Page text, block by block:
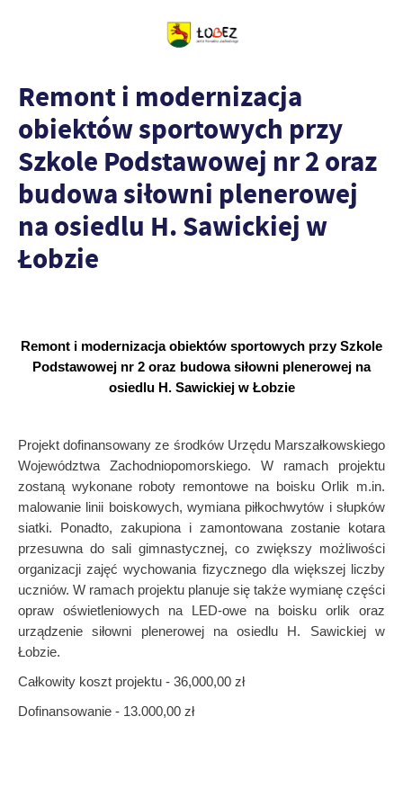
Remont i modernizacja
obiektów sportowych przy
Szkole Podstawowej nr 2 oraz
budowa siłowni plenerowej
na osiedlu H. Sawickiej w
Łobzie
Remont i modernizacja obiektów sportowych przy Szkole
Podstawowej nr 2 oraz budowa siłowni plenerowej na
osiedlu H. Sawickiej w Łobzie
Projekt dofinansowany ze środków Urzędu Marszałkowskiego
Województwa Zachodniopomorskiego. W ramach projektu
zostaną wykonane roboty remontowe na boisku Orlik m.in.
malowanie linii boiskowych, wymiana piłkochwytów i słupków
siatki. Ponadto, zakupiona i zamontowana zostanie kotara
przesuwna do sali gimnastycznej, co zwiększy możliwości
organizacji zajęć wychowania fizycznego dla większej liczby
uczniów. W ramach projektu planuje się także wymianę części
opraw oświetleniowych na LED-owe na boisku orlik oraz
urządzenie siłowni plenerowej na osiedlu H. Sawickiej w
Łobzie.
Całkowity koszt projektu - 36,000,00 zł
Dofinansowanie - 13.000,00 zł